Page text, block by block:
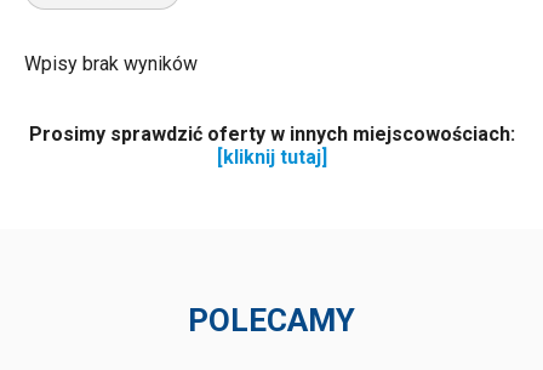
Wpisy brak wyników
Prosimy sprawdzić oferty w innych miejscowościach:
[kliknij tutaj]
POLECAMY